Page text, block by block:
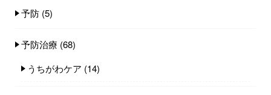
予防 (5)
予防治療 (68)
うちがわケア (14)